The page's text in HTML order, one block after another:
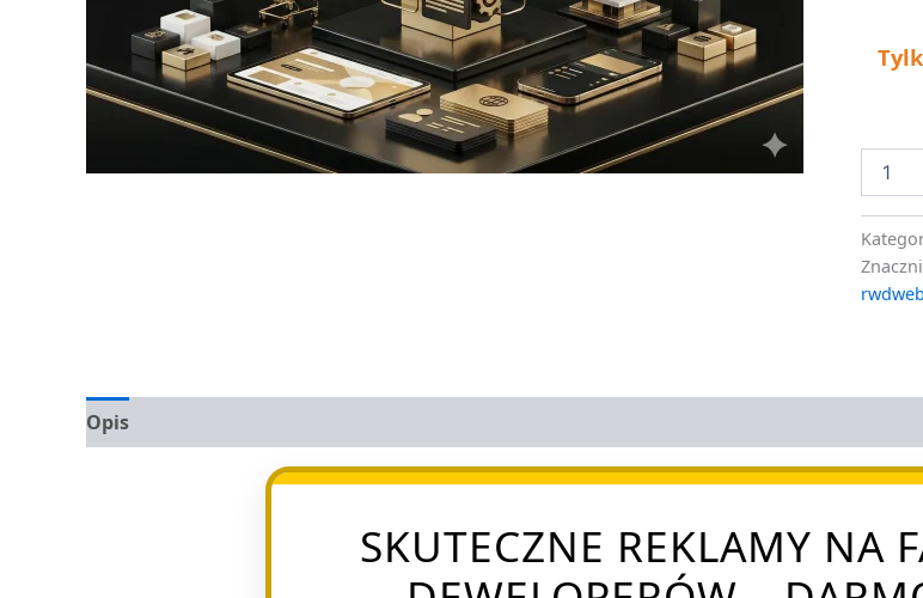
rwdweb
Opis
SKUTECZNE REKLAMY NA